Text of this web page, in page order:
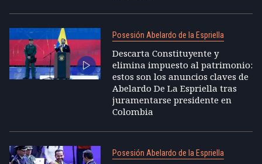
Posesión Abelardo de la Espriella
Descarta Constituyente y
elimina impuesto al patrimonio:
estos son los anuncios claves de
Abelardo De La Espriella tras
juramentarse presidente en
Colombia
Posesión Abelardo de la Espriella